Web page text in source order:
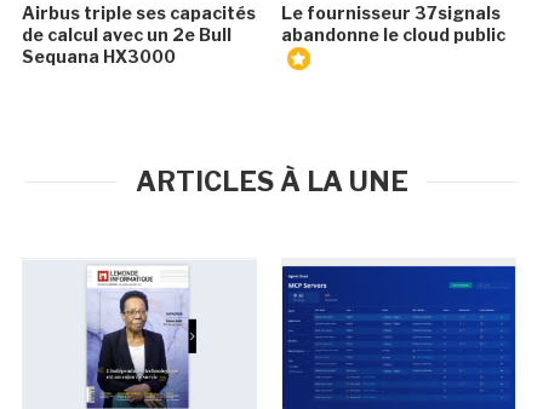
Airbus triple ses capacités
de calcul avec un 2e Bull
Sequana HX3000
Le fournisseur 37signals
abandonne le cloud public
ARTICLES À LA UNE